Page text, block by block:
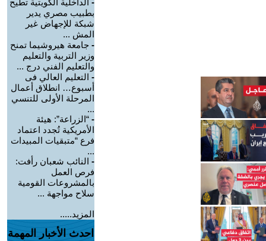
- الداخلية الكويتية تطيح
بطبيب مصري يدير
شبكة للإجهاض غير
المش ...
- جامعة هيروشيما تمنح
وزير التربية والتعليم
والتعليم الفني درج ...
- التعليم العالي فى
أسبوع… انطلاق أعمال
المرحلة الأولى للتنسي
...
- “الزراعة”: هيئة
الأمريكية تُجدد اعتماد
فرع “متبقيات المبيدات
...
- النائب شعبان رأفت:
فرص العمل
بالمشروعات القومية
سلاح مواجهة ...
المزيد.....
احدث الأخبار المهمة